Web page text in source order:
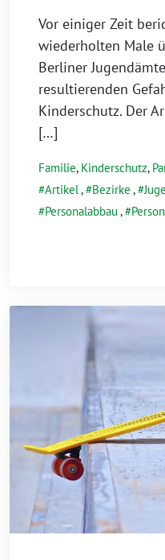
Vor einiger Zeit
wiederholten Male
Berliner
resultierenden
Kinderschutz. Der
[…]
Familie, Kinderschutz,
Artikel, Bezirke ,
Personalabbau ,